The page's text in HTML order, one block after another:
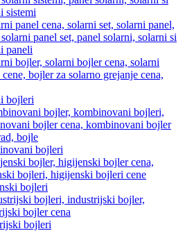
sistemi
paneli
bojleri
bojleri
bojleri
bojleri